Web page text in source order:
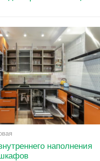
наполнения